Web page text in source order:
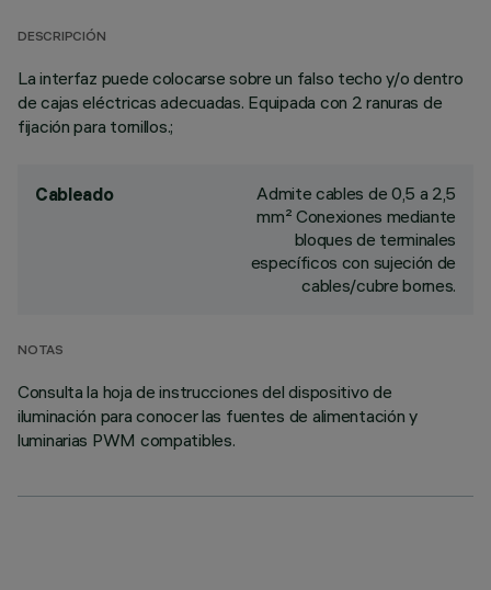
DESCRIPCIÓN
La interfaz puede colocarse sobre un falso techo y/o dentro
de cajas eléctricas adecuadas. Equipada con 2 ranuras de
fijación para tornillos.;
Cableado
Admite cables de 0,5 a 2,5
mm² Conexiones mediante
bloques de terminales
específicos con sujeción de
cables/cubre bornes.
NOTAS
Consulta la hoja de instrucciones del dispositivo de
iluminación para conocer las fuentes de alimentación y
luminarias PWM compatibles.